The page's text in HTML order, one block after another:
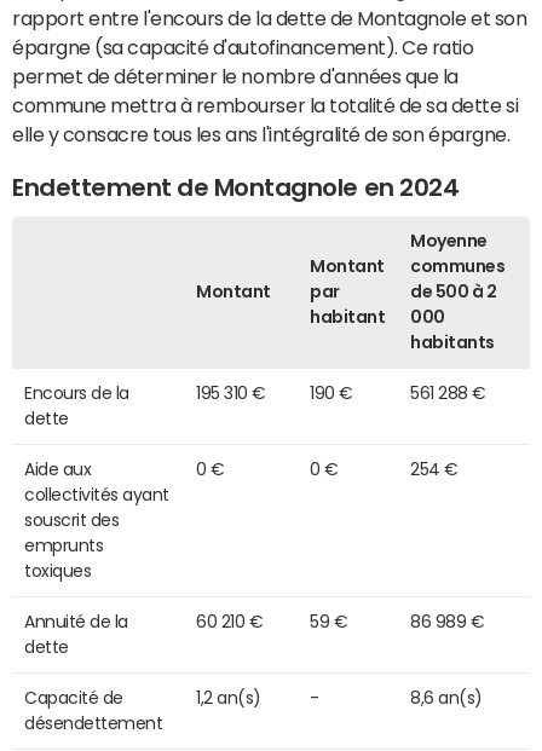
rapport entre l'encours de la dette de Montagnole et son
épargne (sa capacité d'autofinancement). Ce ratio
permet de déterminer le nombre d'années que la
commune mettra à rembourser la totalité de sa dette si
elle y consacre tous les ans l'intégralité de son épargne.
Endettement de Montagnole en 2024
Montant
Montant
par
habitant
Moyenne
communes
de 500 à 2
000
habitants
Encours de la
dette
195 310 € 190 € 561 288 €
Aide aux
collectivités ayant
souscrit des
emprunts
toxiques
0 € 0 € 254 €
Annuité de la
dette
60 210 € 59 € 86 989 €
Capacité de
désendettement
1,2 an(s) - 8,6 an(s)